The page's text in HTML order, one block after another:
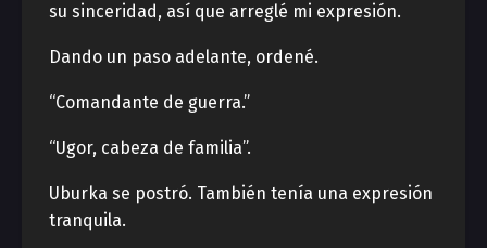
su sinceridad, así que arreglé mi expresión.
Dando un paso adelante, ordené.
“Comandante de guerra.”
“Ugor, cabeza de familia”.
Uburka se postró. También tenía una expresión
tranquila.